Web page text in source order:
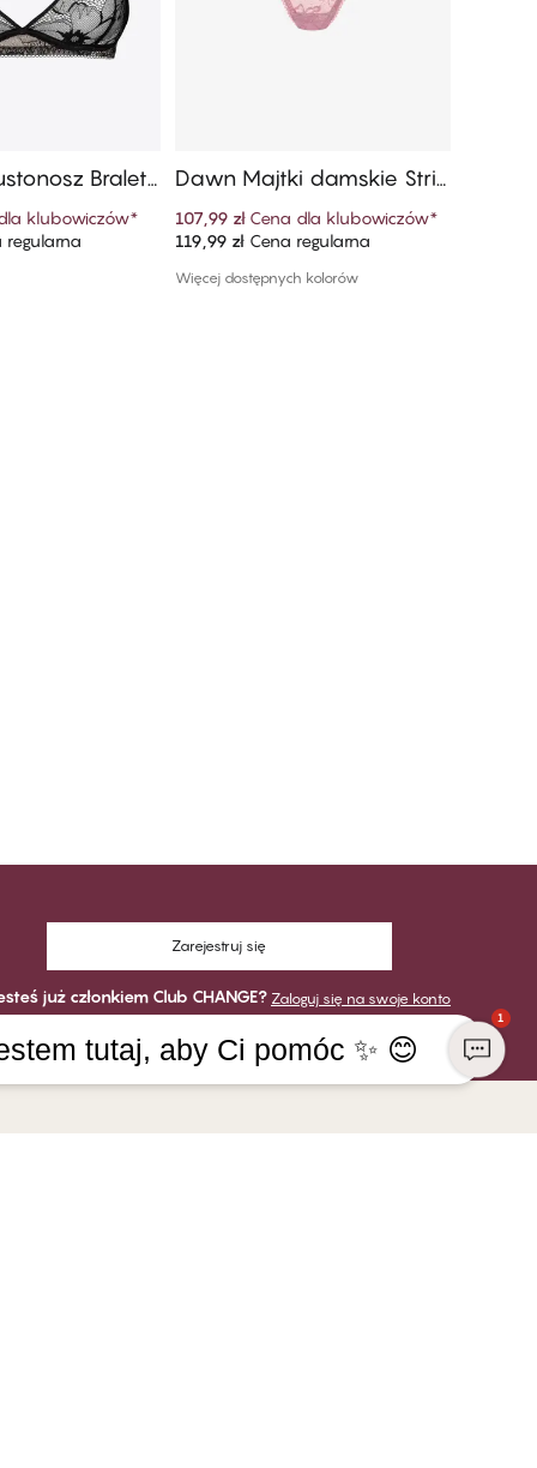
do koszyka
Braletk
klubowiczów*
regularna Dodaj do koszyka
Dawn Majtki damskie Strin
107,99 zł Cena dla klubowiczów*
119,99 złCena regularna
Więcej dostępnych kolorów
Zarejestruj się
już członkiem Club CHANGE? Zaloguj się na swoje konto
1
tutaj, aby Ci pomóc ✨ 😊